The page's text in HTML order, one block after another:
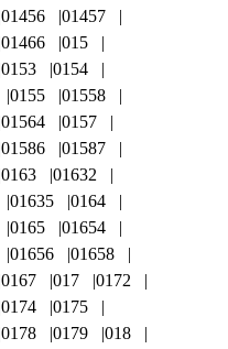
01456
01457
01466
015
0153
0154
0155
01558
01564
0157
01586
01587
0163
01632
01635
0164
0165
01654
01656
01658
0167 017
0172
0174
0175
0178 0179
018